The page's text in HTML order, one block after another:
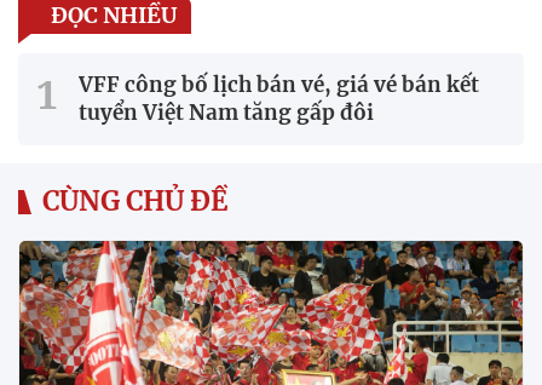
ĐỌC NHIỀU
VFF công bố lịch bán vé, giá vé bán kết
tuyển Việt Nam tăng gấp đôi
CÙNG CHỦ ĐỀ